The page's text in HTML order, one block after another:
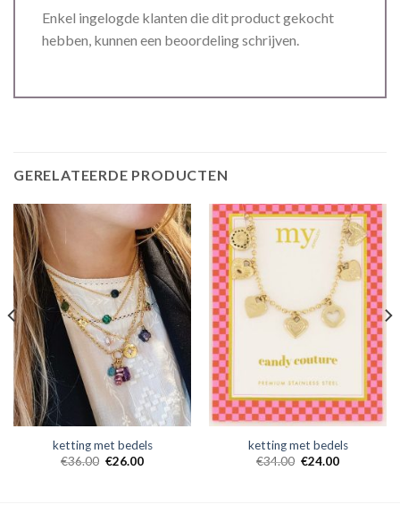
Enkel ingelogde klanten die dit product gekocht
hebben, kunnen een beoordeling schrijven.
GERELATEERDE PRODUCTEN
ketting met bedels
€36.00 €26.00
ketting met bedels
€34.00 €24.00